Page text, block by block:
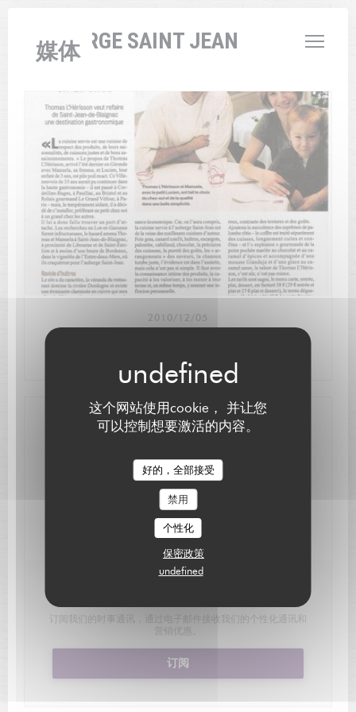
这个网站使用cookie， 并让您
可以控制想要激活的内容。
好的，全部接受
禁用
个性化
保密政策
undefined
L'AUBERGE SAINT JEAN
媒体
2010/12/05
联系我们
预订餐位
订阅我们的时事通讯，通过电子邮件接收我们的个性化通讯和
营销优惠。
订阅
L'AUBERGE SAINT JEAN